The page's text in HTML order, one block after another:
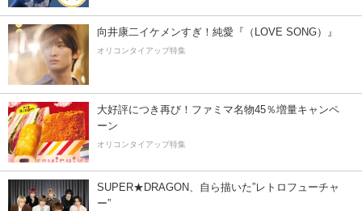
向井康二イケメンすぎ！純愛『（LOVE SONG）』
オリコンタイアップ特集
大好評につき再び！ファミマ名物45％増量キャンペ
ーン
オリコンタイアップ特集
SUPER★DRAGON、自ら描いた”レトロフューチャ
ー”